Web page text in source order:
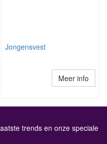
Jongensvest
Meer info
trends en onze speciale